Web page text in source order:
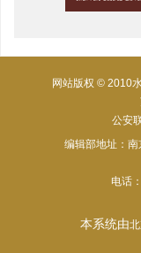
网站版权 © 2010
公安
编辑部地址：
电话
本系统由